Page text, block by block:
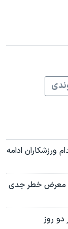
ورزشکاران ادامه
سیاسی در معرض خطر جدی